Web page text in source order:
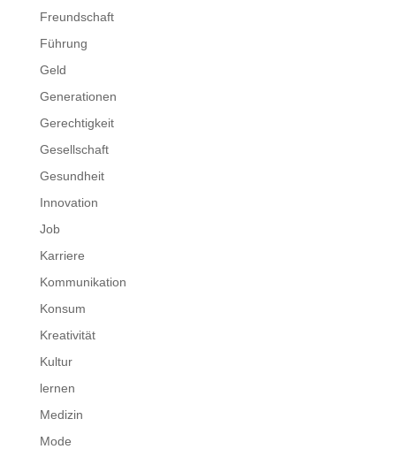
Freundschaft
Führung
Geld
Generationen
Gerechtigkeit
Gesellschaft
Gesundheit
Innovation
Job
Karriere
Kommunikation
Konsum
Kreativität
Kultur
lernen
Medizin
Mode